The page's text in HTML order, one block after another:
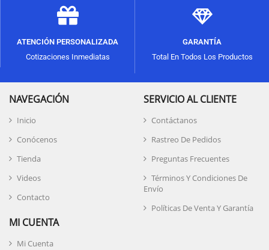
ATENCIÓN PERSONALIZADA
Cotizaciones Inmediatas
GARANTÍA
Total En Todos Los Productos
NAVEGACIÓN
Inicio
Conócenos
Tienda
Videos
Contacto
SERVICIO AL CLIENTE
Contáctanos
Rastreo De Pedidos
Preguntas Frecuentes
Términos Y Condiciones De
Envío
Políticas De Venta Y Garantía
MI CUENTA
Mi Cuenta